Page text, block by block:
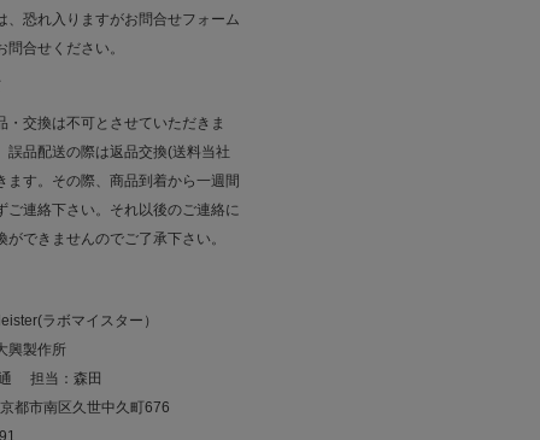
、恐れ入りますがお問合せフォーム
問合せください。
・交換は不可とさせていただきま
誤品配送の際は返品交換(送料当社
ます。その際、商品到着から一週間
ご連絡下さい。それ以後のご連絡に
できませんのでご了承下さい。
ラボマイスター）
興製作所
通 担当：森田
京都市南区久世中久町676